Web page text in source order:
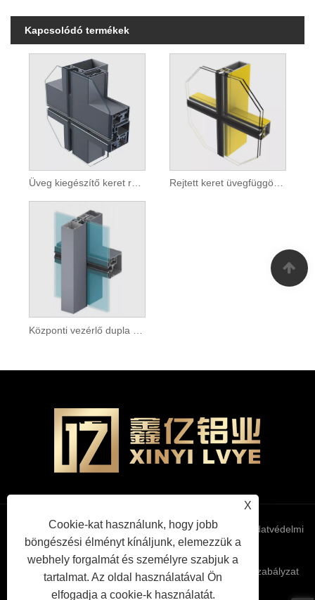
Kapcsolódó termékek
Üveg kiegészítő keret rejtett keretfüggöny fali profil
X
Cookie-kat használunk, hogy jobb
böngészési élményt kínáljunk, elemezzük a
webhely forgalmát és személyre szabjuk a
tartalmat. Az oldal használatával Ön
elfogadja a cookie-k használatát.
Links Sitemap RSS XML Adatvédelmi
szabályzat